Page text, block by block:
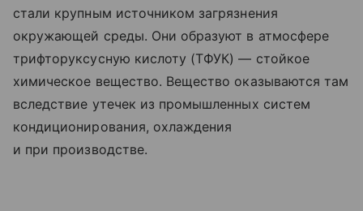
стали крупным источником загрязнения
окружающей среды. Они образуют в атмосфере
трифторуксусную кислоту (ТФУК) — стойкое
химическое вещество. Вещество оказываются там
вследствие утечек из промышленных систем
кондиционирования, охлаждения
и при производстве.